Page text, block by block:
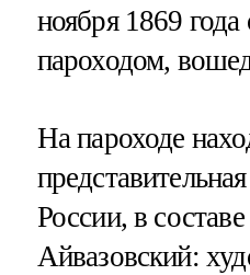
ноября 1869
пароходом,
На пароходе
России, в
Айвазовский: